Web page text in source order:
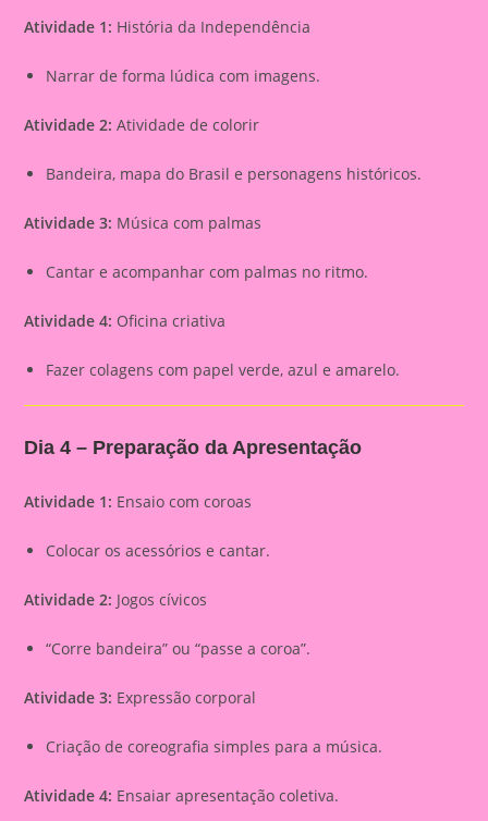
Atividade 1: História da Independência
Narrar de forma lúdica com imagens.
Atividade 2: Atividade de colorir
Bandeira, mapa do Brasil e personagens históricos.
Atividade 3: Música com palmas
Cantar e acompanhar com palmas no ritmo.
Atividade 4: Oficina criativa
Fazer colagens com papel verde, azul e amarelo.
Dia 4 – Preparação da Apresentação
Atividade 1: Ensaio com coroas
Colocar os acessórios e cantar.
Atividade 2: Jogos cívicos
“Corre bandeira” ou “passe a coroa”.
Atividade 3: Expressão corporal
Criação de coreografia simples para a música.
Atividade 4: Ensaiar apresentação coletiva.